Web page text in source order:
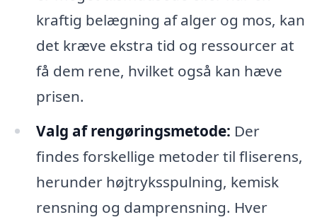
kraftig belægning af alger og mos, kan
det kræve ekstra tid og ressourcer at
få dem rene, hvilket også kan hæve
prisen.
Valg af rengøringsmetode: Der
findes forskellige metoder til fliserens,
herunder højtryksspulning, kemisk
rensning og damprensning. Hver